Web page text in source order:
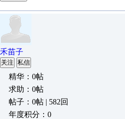
禾苗子
关注 私信
精华：0帖
求助：0帖
帖子：0帖 | 582回
年度积分：0